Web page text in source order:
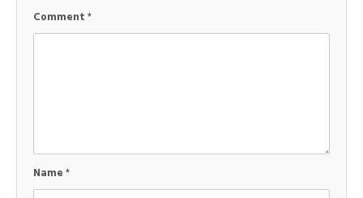
Comment*
Name*